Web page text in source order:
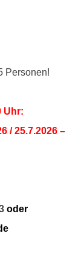
Personen!
Uhr:
/ 25.7.2026 –
oder